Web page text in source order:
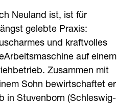
Neuland ist, ist für
gelebte Praxis:
und kraftvolles
auf einem
Zusammen mit
Sohn bewirtschaftet er
in Stuvenborn (Schleswig-